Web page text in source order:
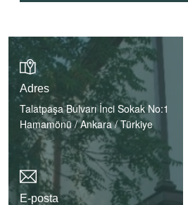
Adres
Talatpaşa Bulvarı İnci Sokak No:1
Hamamönü / Ankara / Türkiye
E-posta